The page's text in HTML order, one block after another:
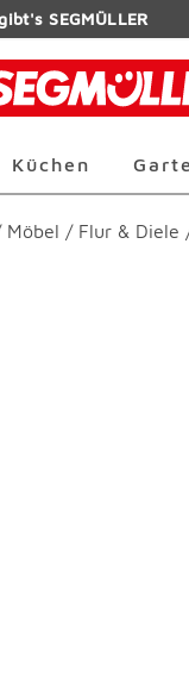
SEGMÜLLER
Küchen
Möbel / Flur & Diele